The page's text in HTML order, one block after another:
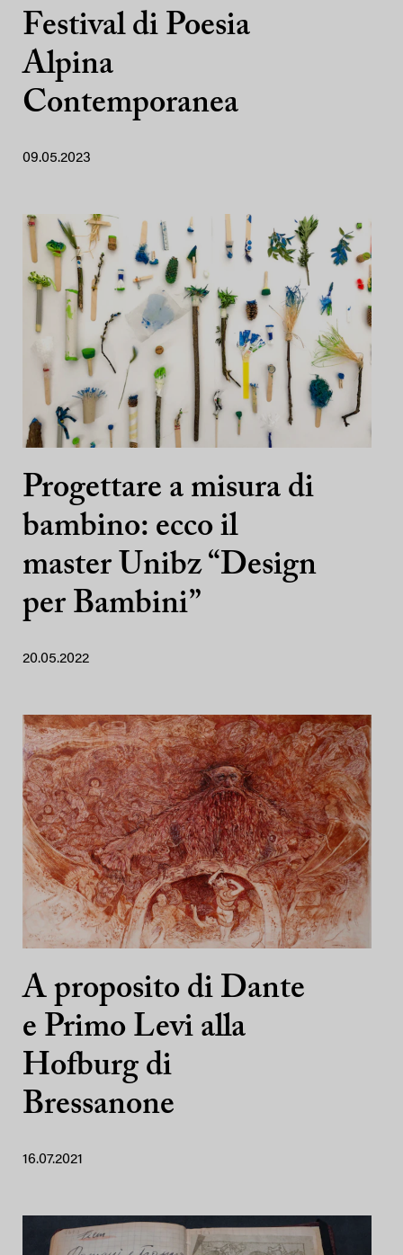
Festival di Poesia
Alpina
Contemporanea
09.05.2023
Progettare a misura di
bambino: ecco il
master Unibz “Design
per Bambini”
20.05.2022
A proposito di Dante
e Primo Levi alla
Hofburg di
Bressanone
16.07.2021